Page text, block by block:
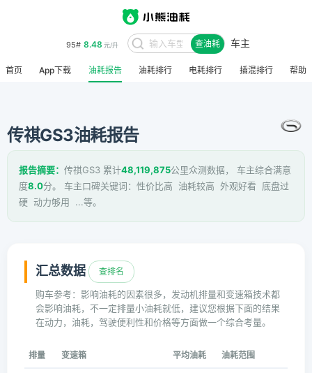
95# 8.48 元/升 查油耗 车主
首页 App下载 油耗报告 油耗排行 电耗排行 插混排行 帮助
传祺GS3油耗报告
报告摘要： 传祺GS3 累计48,119,875公里众测数据， 车主综合满意
度8.0分。 车主口碑关键词：性价比高 油耗较高 外观好看 底盘过
硬 动力够用 ...等。
汇总数据 查排名
购车参考：影响油耗的因素很多，发动机排量和变速箱技术都
会影响油耗，不一定排量小油耗就低，建议您根据下面的结果
在动力，油耗，驾驶便利性和价格等方面做一个综合考量。
排量 变速箱 平均油耗 油耗范围